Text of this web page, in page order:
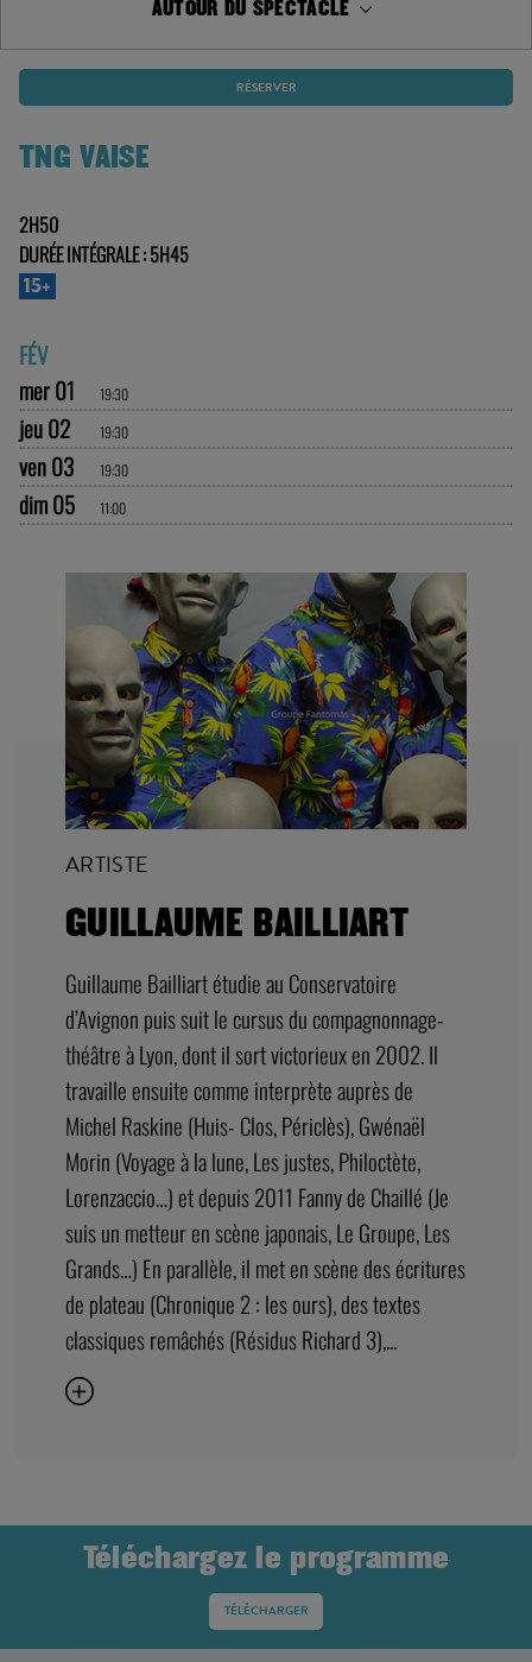
AUTOUR DU SPECTACLE
RÉSERVER
TNG VAISE
2H50
DURÉE INTÉGRALE : 5H45
15+
FÉV
mer 01
19:30
jeu 02 19:30
ven 03 19:30
dim 05 11:00
ARTISTE
GUILLAUME BAILLIART
Guillaume Bailliart étudie au Conservatoire
d’Avignon puis suit le cursus du compagnonnage-
théâtre à Lyon, dont il sort victorieux en 2002. Il
travaille ensuite comme interprète auprès de
Michel Raskine (Huis- Clos, Périclès), Gwénaël
Morin (Voyage à la lune, Les justes, Philoctète,
Lorenzaccio…) et depuis 2011 Fanny de Chaillé (Je
suis un metteur en scène japonais, Le Groupe, Les
Grands…) En parallèle, il met en scène des écritures
de plateau (Chronique 2 : les ours), des textes
classiques remâchés (Résidus Richard 3),...
Téléchargez le programme
TÉLÉCHARGER